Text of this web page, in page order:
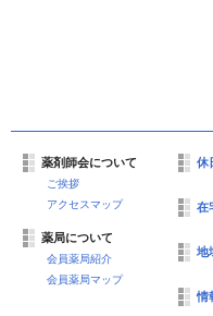
薬剤師会について
ご挨拶
アクセスマップ
薬局について
会員薬局紹介
会員薬局マップ
休
在
地
情